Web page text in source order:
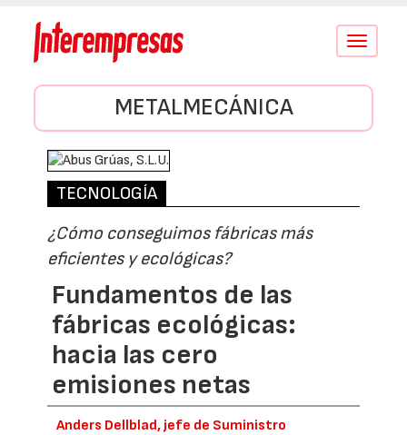
Conmutar
METALMECÁNICA
TECNOLOGÍA
¿Cómo conseguimos fábricas más
eficientes y ecológicas?
Fundamentos de las
fábricas ecológicas:
hacia las cero
emisiones netas
Anders Dellblad, jefe de Suministro